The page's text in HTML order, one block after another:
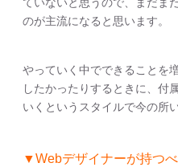
のが主流になると思います。
やっていく中でできることを
したかったりするときに、付
いくというスタイルで今の所
▼Webデザイナーが持つ